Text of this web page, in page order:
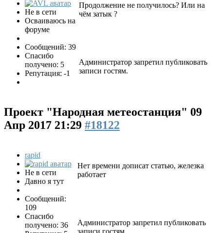
Не в сети
Осваиваюсь на
форуме
Сообщений: 39
Спасибо
получено: 5
Репутация: -1
Продолжение не получилось? Или на
чём затык ?
Администратор запретил публиковать
записи гостям.
Проект "Народная метеостанция" 09
Апр 2017 21:29 #18122
rapid
Не в сети
Давно я тут
Сообщений:
109
Спасибо
получено: 36
Нет времени дописат статью, железка
работает
Администратор запретил публиковать
записи гостям.